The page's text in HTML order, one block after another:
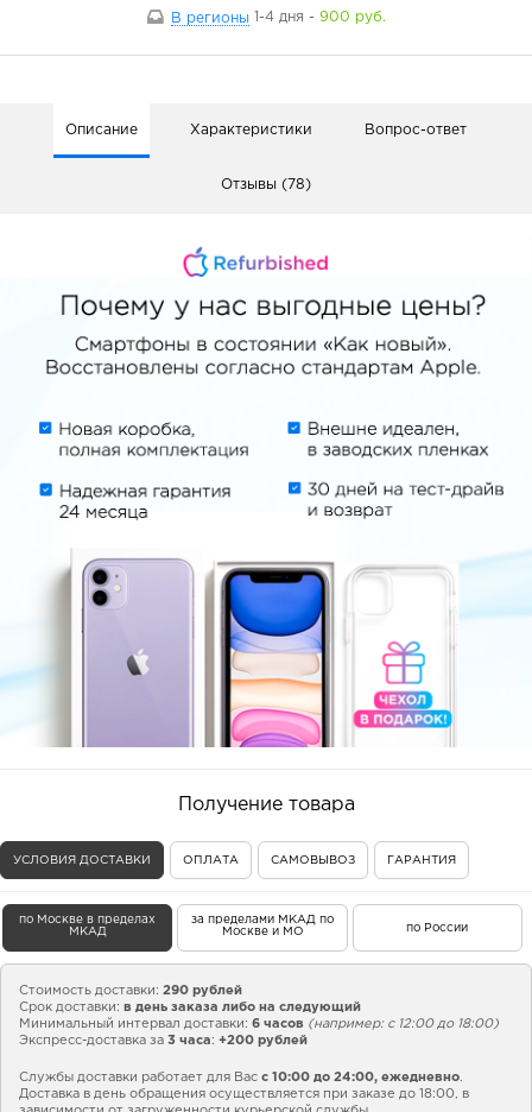
В регионы
1-4 дня - 900 руб.
Описание Характеристики Вопрос-ответ
Отзывы (78)
Получение товара
УСЛОВИЯ ДОСТАВКИ ОПЛАТА САМОВЫВОЗ ГАРАНТИЯ
по Москве в пределах
МКАД
за пределами МКАД по
Москве и МО
по России
Стоимость доставки: 290 рублей
Срок доставки: в день заказа либо на следующий
Минимальный интервал доставки: 6 часов (например: с 12:00 до 18:00)
Экспресс-доставка за 3 часа : +200 рублей
Службы доставки работает для Вас с 10:00 до 24:00, ежедневно.
Доставка в день обращения осуществляется при заказе до 18:00, в